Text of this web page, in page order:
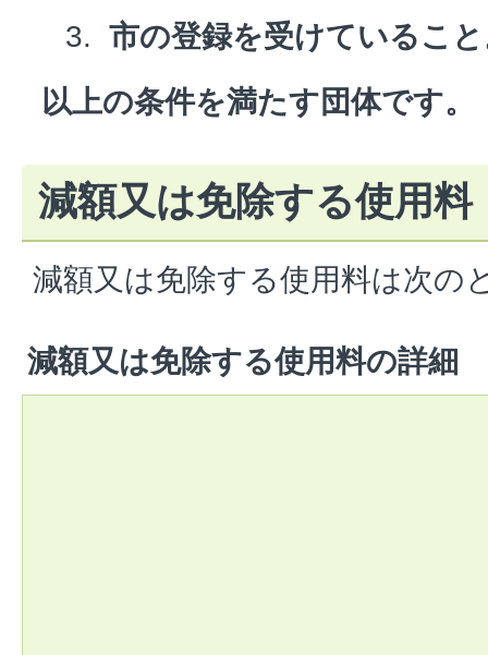
市の登録を受けているこ
以上の条件を満たす団体です。
減額又は免除する使用料
減額又は免除する使用料は次の
減額又は免除する使用料の詳細